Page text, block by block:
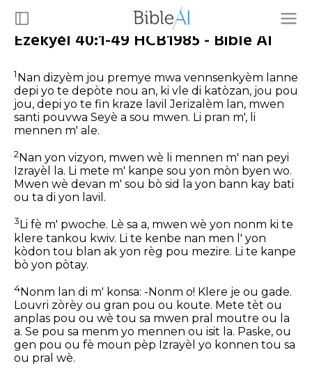
Ezekyèl 40:1-49 HCB1985 - Bible AI
1Nan dizyèm jou premye mwa vennsenkyèm lanne
depi yo te depòte nou an, ki vle di katòzan, jou pou
jou, depi yo te fin kraze lavil Jerizalèm lan, mwen
santi pouvwa Seyè a sou mwen. Li pran m', li
mennen m' ale.
2 Nan yon vizyon, mwen wè li mennen m' nan peyi
Izrayèl la. Li mete m' kanpe sou yon mòn byen wo.
Mwen wè devan m' sou bò sid la yon bann kay bati
ou ta di yon lavil.
3 Li fè m' pwoche. Lè sa a, mwen wè yon nonm ki te
klere tankou kwiv. Li te kenbe nan men l' yon
kòdon tou blan ak yon règ pou mezire. Li te kanpe
bò yon pòtay.
4Nonm lan di m' konsa: -Nonm o! Klere je ou gade.
Louvri zòrèy ou gran pou ou koute. Mete tèt ou
anplas pou ou wè tou sa mwen pral moutre ou la
a. Se pou sa menm yo mennen ou isit la. Paske, ou
gen pou ou fè moun pèp Izrayèl yo konnen tou sa
ou pral wè.